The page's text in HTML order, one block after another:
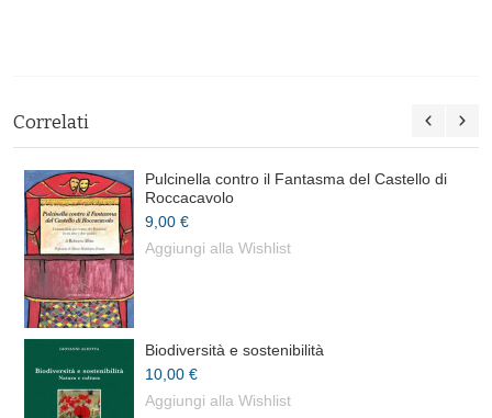
Correlati
Pulcinella contro il Fantasma del Castello di
Roccacavolo
9,00 €
Aggiungi alla Wishlist
Biodiversità e sostenibilità
10,00 €
Aggiungi alla Wishlist